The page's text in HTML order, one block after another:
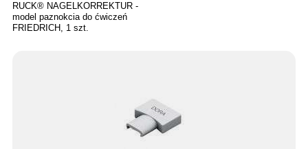
RUCK® NAGELKORREKTUR -
model paznokcia do ćwiczeń
FRIEDRICH, 1 szt.